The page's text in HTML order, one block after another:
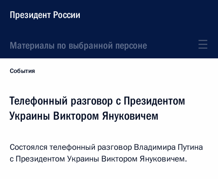
Президент России
Материалы по выбранной персоне
События
Телефонный разговор с Президентом
Украины Виктором Януковичем
Состоялся телефонный разговор Владимира Путина
с Президентом Украины Виктором Януковичем.